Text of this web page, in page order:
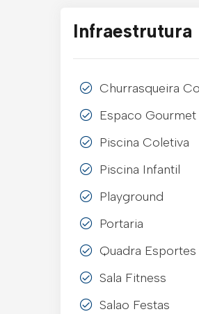
Infraestrutura
Churrasqueira
Espaco Gourmet
Piscina Coletiva
Piscina Infantil
Playground
Portaria
Quadra Esportes
Sala Fitness
Salao Festas